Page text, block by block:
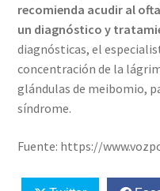
recomienda acudir al
un diagnóstico y
diagnósticas, el
concentración de la
glándulas de meibomio,
síndrome.
Fuente: https://